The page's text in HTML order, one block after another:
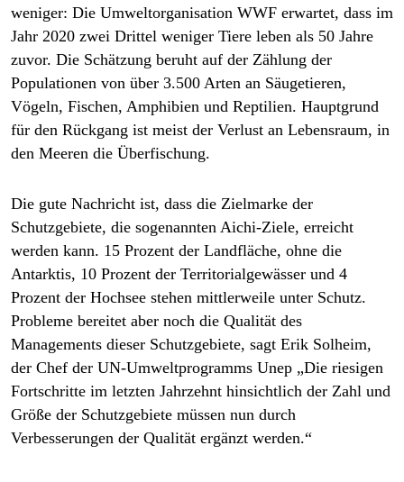
weniger: Die Umweltorganisation WWF erwartet, dass im
Jahr 2020 zwei Drittel weniger Tiere leben als 50 Jahre
zuvor. Die Schätzung beruht auf der Zählung der
Populationen von über 3.500 Arten an Säugetieren,
Vögeln, Fischen, Amphibien und Reptilien. Hauptgrund
für den Rückgang ist meist der Verlust an Lebensraum, in
den Meeren die Überfischung.
Die gute Nachricht ist, dass die Zielmarke der
Schutzgebiete, die sogenannten Aichi-Ziele, erreicht
werden kann. 15 Prozent der Landfläche, ohne die
Antarktis, 10 Prozent der Territorialgewässer und 4
Prozent der Hochsee stehen mittlerweile unter Schutz.
Probleme bereitet aber noch die Qualität des
Managements dieser Schutzgebiete, sagt Erik Solheim,
der Chef der UN-Umweltprogramms Unep „Die riesigen
Fortschritte im letzten Jahrzehnt hinsichtlich der Zahl und
Größe der Schutzgebiete müssen nun durch
Verbesserungen der Qualität ergänzt werden.“